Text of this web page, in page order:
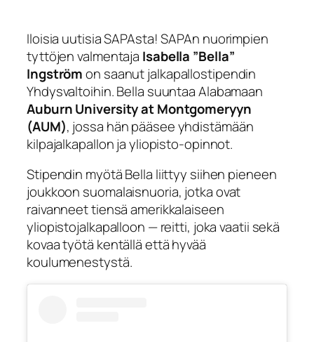
Iloisia uutisia SAPAsta! SAPAn nuorimpien
tyttöjen valmentaja Isabella ”Bella”
Ingströmon saanut jalkapallostipendin
Yhdysvaltoihin. Bella suuntaa Alabamaan
Auburn University at Montgomeryyn
(AUM), jossa hän pääsee yhdistämään
kilpajalkapallon ja yliopisto-opinnot.
Stipendin myötä Bella liittyy siihen pieneen
joukkoon suomalaisnuoria, jotka ovat
raivanneet tiensä amerikkalaiseen
yliopistojalkapalloon — reitti, joka vaatii sekä
kovaa työtä kentällä että hyvää
koulumenestystä.